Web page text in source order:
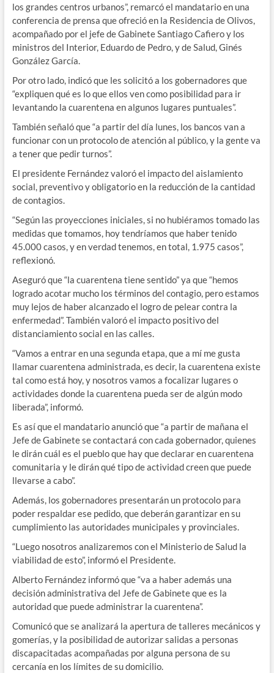
los grandes centros urbanos”, remarcó el mandatario en una
conferencia de prensa que ofreció en la Residencia de Olivos,
acompañado por el jefe de Gabinete Santiago Cafiero y los
ministros del Interior, Eduardo de Pedro, y de Salud, Ginés
González García.
Por otro lado, indicó que les solicitó a los gobernadores que
“expliquen qué es lo que ellos ven como posibilidad para ir
levantando la cuarentena en algunos lugares puntuales”.
También señaló que “a partir del día lunes, los bancos van a
funcionar con un protocolo de atención al público, y la gente va
a tener que pedir turnos”.
El presidente Fernández valoró el impacto del aislamiento
social, preventivo y obligatorio en la reducción de la cantidad
de contagios.
“Según las proyecciones iniciales, si no hubiéramos tomado las
medidas que tomamos, hoy tendríamos que haber tenido
45.000 casos, y en verdad tenemos, en total, 1.975 casos”,
reflexionó.
Aseguró que “la cuarentena tiene sentido” ya que “hemos
logrado acotar mucho los términos del contagio, pero estamos
muy lejos de haber alcanzado el logro de pelear contra la
enfermedad”. También valoró el impacto positivo del
distanciamiento social en las calles.
“Vamos a entrar en una segunda etapa, que a mí me gusta
llamar cuarentena administrada, es decir, la cuarentena existe
tal como está hoy, y nosotros vamos a focalizar lugares o
actividades donde la cuarentena pueda ser de algún modo
liberada”, informó.
Es así que el mandatario anunció que “a partir de mañana el
Jefe de Gabinete se contactará con cada gobernador, quienes
le dirán cuál es el pueblo que hay que declarar en cuarentena
comunitaria y le dirán qué tipo de actividad creen que puede
llevarse a cabo”.
Además, los gobernadores presentarán un protocolo para
poder respaldar ese pedido, que deberán garantizar en su
cumplimiento las autoridades municipales y provinciales.
“Luego nosotros analizaremos con el Ministerio de Salud la
viabilidad de esto”, informó el Presidente.
Alberto Fernández informó que “va a haber además una
decisión administrativa del Jefe de Gabinete que es la
autoridad que puede administrar la cuarentena”.
Comunicó que se analizará la apertura de talleres mecánicos y
gomerías, y la posibilidad de autorizar salidas a personas
discapacitadas acompañadas por alguna persona de su
cercanía en los límites de su domicilio.